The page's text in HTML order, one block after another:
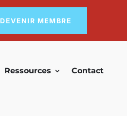
DEVENIR MEMBRE
Ressources Contact